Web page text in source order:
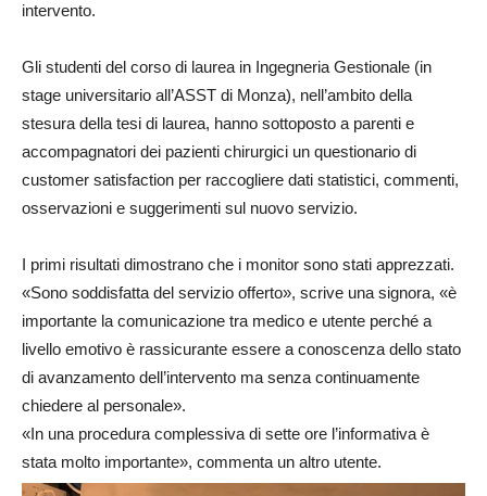
intervento.
Gli studenti del corso di laurea in Ingegneria Gestionale (in
stage universitario all’ASST di Monza), nell’ambito della
stesura della tesi di laurea, hanno sottoposto a parenti e
accompagnatori dei pazienti chirurgici un questionario di
customer satisfaction per raccogliere dati statistici, commenti,
osservazioni e suggerimenti sul nuovo servizio.
I primi risultati dimostrano che i monitor sono stati apprezzati.
«Sono soddisfatta del servizio offerto», scrive una signora, «è
importante la comunicazione tra medico e utente perché a
livello emotivo è rassicurante essere a conoscenza dello stato
di avanzamento dell’intervento ma senza continuamente
chiedere al personale».
«In una procedura complessiva di sette ore l’informativa è
stata molto importante», commenta un altro utente.